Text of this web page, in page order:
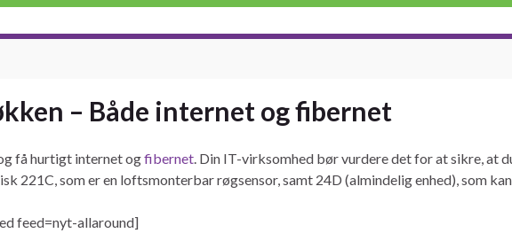
– Både internet og fibernet
få hurtigt internet ogfibernet. Din IT-virksomhed bør vurdere det for at sikre, at
221C, som er en loftsmonterbar røgsensor, samt 24D (almindelig enhed), som
feed=nyt-allaround]